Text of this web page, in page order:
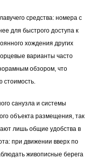
средства: номера с
для быстрого доступа к
хождения других
варианты часто
обзором, что
стоимость.
санузла и системы
объекта размещения, так
лишь общие удобства в
при движении вверх по
живописные берега